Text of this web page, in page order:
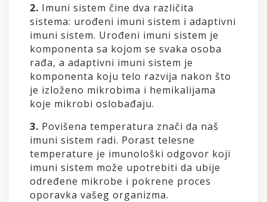
RUTIN
2. Imuni sistem čine dva različita
sistema: urođeni imuni sistem i adaptivni
imuni sistem. Urođeni imuni sistem je
komponenta sa kojom se svaka osoba
rađa, a adaptivni imuni sistem je
komponenta koju telo razvija nakon što
je izloženo mikrobima i hemikalijama
koje mikrobi oslobađaju.
3. Povišena temperatura znači da naš
imuni sistem radi. Porast telesne
temperature je imunološki odgovor koji
imuni sistem može upotrebiti da ubije
određene mikrobe i pokrene proces
oporavka vašeg organizma.